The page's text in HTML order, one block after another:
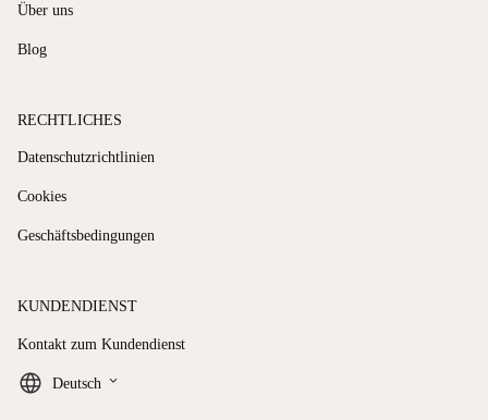
Über uns
Blog
RECHTLICHES
Datenschutzrichtlinien
Cookies
Geschäftsbedingungen
KUNDENDIENST
Kontakt zum Kundendienst
Deutsch keyboard_arrow_down